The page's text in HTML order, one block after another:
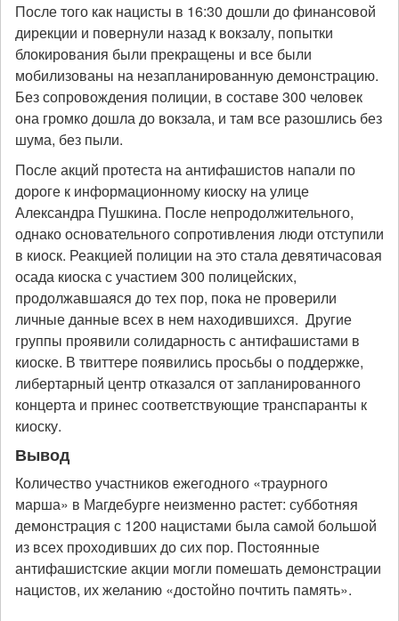
После того как нацисты в 16:30 дошли до финансовой
дирекции и повернули назад к вокзалу, попытки
блокирования были прекращены и все были
мобилизованы на незапланированную демонстрацию.
Без сопровождения полиции, в составе 300 человек
она громко дошла до вокзала, и там все разошлись без
шума, без пыли.
После акций протеста на антифашистов напали по
дороге к информационному киоску на улице
Александра Пушкина. После непродолжительного,
однако основательного сопротивления люди отступили
в киоск. Реакцией полиции на это стала девятичасовая
осада киоска с участием 300 полицейских,
продолжавшаяся до тех пор, пока не проверили
личные данные всех в нем находившихся. Другие
группы проявили солидарность с антифашистами в
киоске. В твиттере появились просьбы о поддержке,
либертарный центр отказался от запланированного
концерта и принес соответствующие транспаранты к
киоску.
Вывод
Количество участников ежегодного «траурного
марша» в Магдебурге неизменно растет: субботняя
демонстрация с 1200 нацистами была самой большой
из всех проходивших до сих пор. Постоянные
антифашистские акции могли помешать демонстрации
нацистов, их желанию «достойно почтить память».